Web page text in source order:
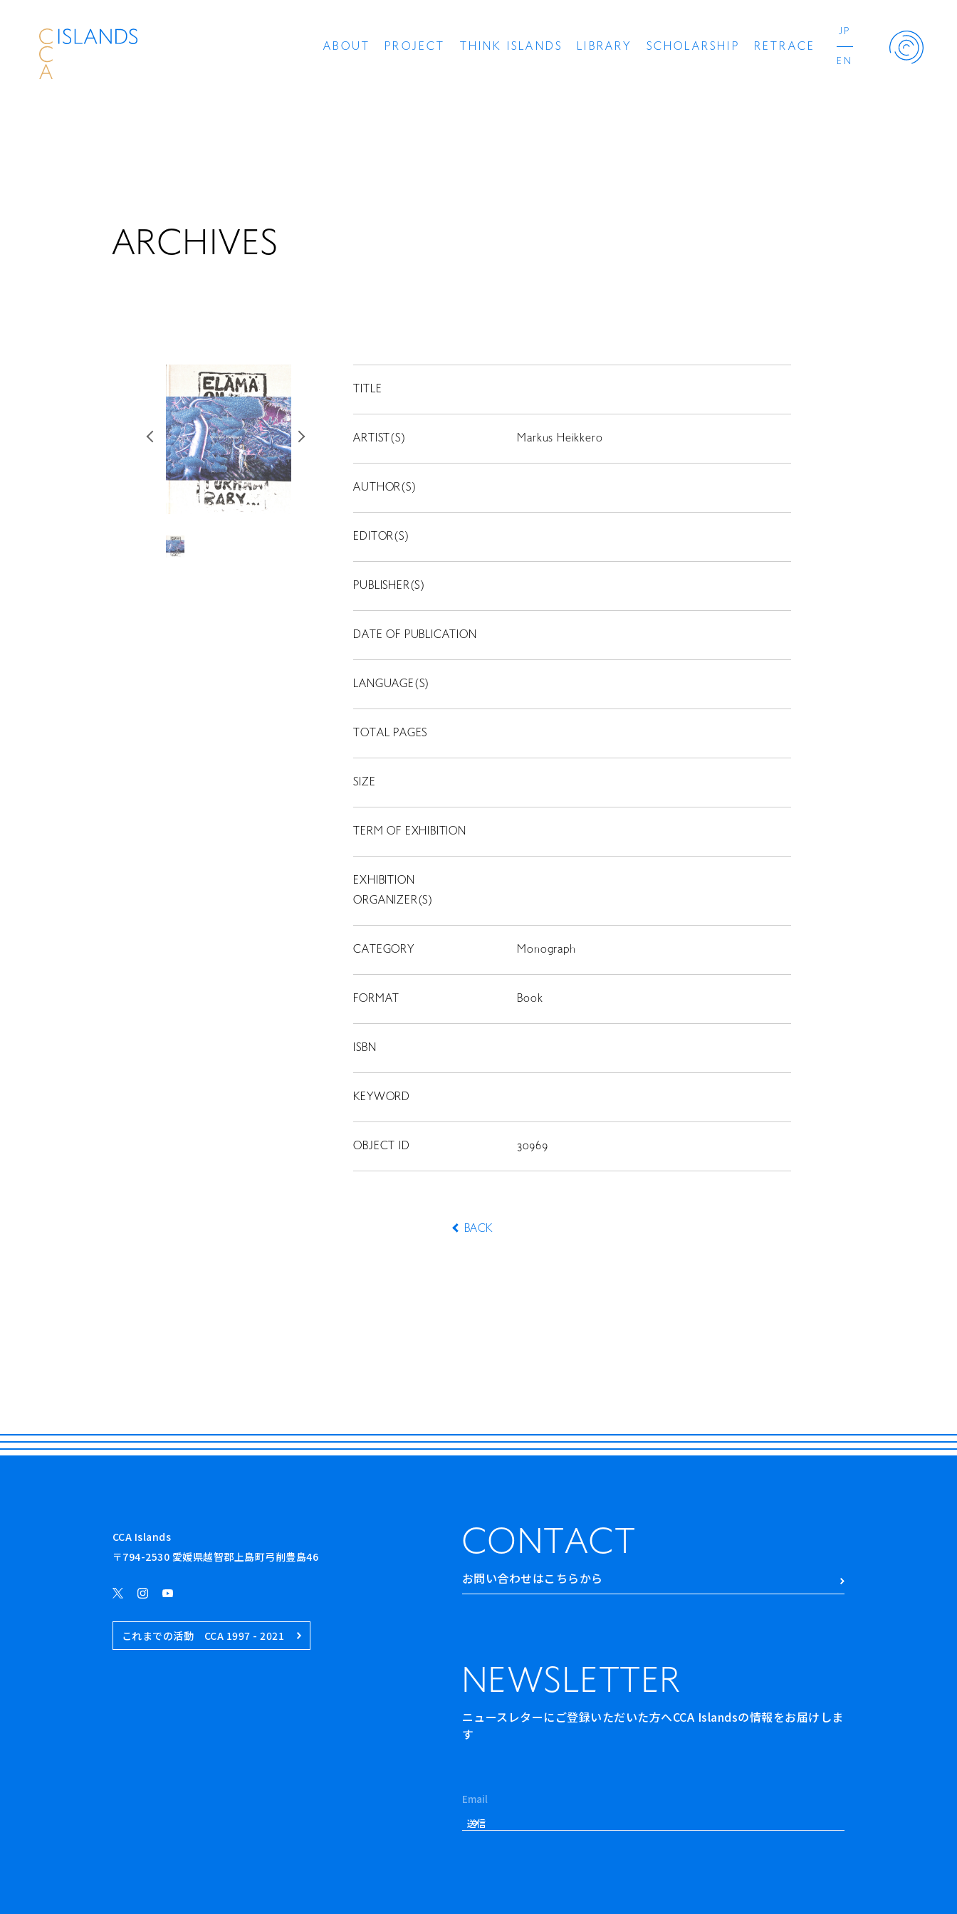
ABOUT PROJECT THINK ISLANDS LIBRARY SCHOLARSHIP RETRACE
JP
EN
THINK ISLANDS
SCHOLARSHIP
RETRACE
動画
EN
ARCHIVES
TITLE
ARTIST(S) Markus Heikkero
AUTHOR(S)
EDITOR(S)
PUBLISHER(S)
DATE OF PUBLICATION
LANGUAGE(S)
TOTAL PAGES
SIZE
TERM OF EXHIBITION
EXHIBITION
ORGANIZER(S)
CATEGORY Monograph
FORMAT Book
ISBN
KEYWORD
OBJECT ID 30969
BACK
CONTACT
お問い合わせはこちらから
NEWSLETTER
ニュースレターにご登録いただいた方へCCA Islandsの情報をお届けしま
す
CCA Islands
〒794-2530 愛媛県越智郡上島町弓削豊島46
これまでの活動 CCA 1997 - 2021